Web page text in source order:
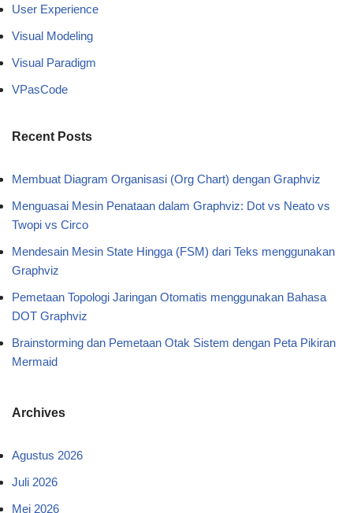
User Experience
Visual Modeling
Visual Paradigm
VPasCode
Recent Posts
Membuat Diagram Organisasi (Org Chart) dengan Graphviz
Menguasai Mesin Penataan dalam Graphviz: Dot vs Neato vs
Twopi vs Circo
Mendesain Mesin State Hingga (FSM) dari Teks menggunakan
Graphviz
Pemetaan Topologi Jaringan Otomatis menggunakan Bahasa
DOT Graphviz
Brainstorming dan Pemetaan Otak Sistem dengan Peta Pikiran
Mermaid
Archives
Agustus 2026
Juli 2026
Mei 2026